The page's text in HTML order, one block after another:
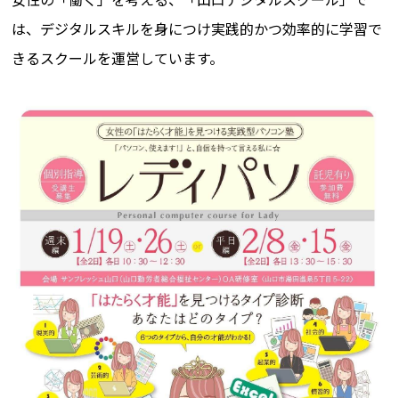
は、デジタルスキルを身につけ実践的かつ効率的に学習で
きるスクールを運営しています。